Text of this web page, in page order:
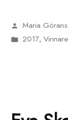
Publicerat
av
Maria
Publicerat
2017,